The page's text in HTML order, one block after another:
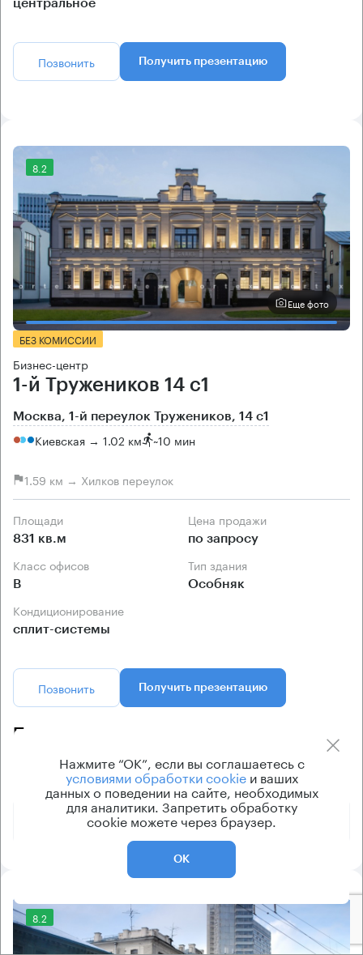
центральное
Позвонить Получить презентацию
8.2
Еще фото
БЕЗ КОМИССИИ
Бизнес-центр
1-й Тружеников 14 с1
Москва, 1-й переулок Тружеников, 14 с1
Киевская → 1.02 км ~10 мин
1.59 км → Хилков переулок
Площади
831 кв.м
Цена продажи
по запросу
Класс офисов
B
Тип здания
Особняк
Кондиционирование
сплит-системы
Позвонить Получить презентацию
Предложения по продаже в этом здании:
Площадь Арендная плата
1 199 278 430 ₽
8.2
Нажмите “ОК”, если вы соглашаетесь с
условиями обработки cookieи ваших
данных о поведении на сайте, необходимых
для аналитики. Запретить обработку
cookie можете через браузер.
ОК